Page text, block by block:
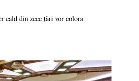
cald din zece țări vor colora